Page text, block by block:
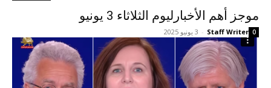
موجز أهم الأخبارلیوم الثلاثاء 3 يونيو
Staff Writer
- 3 يونيو 2025 0